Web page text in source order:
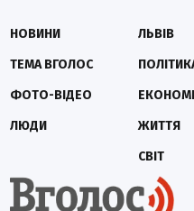
НОВИНИ
ТЕМА ВГОЛОС
ФОТО-ВІДЕО
ЛЮДИ
ЛЬВІВ
ЖИТТЯ
СВІТ